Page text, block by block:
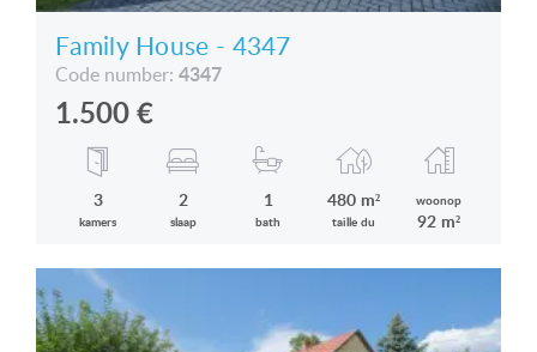
Family House - 4347
Code number: 4347
1.500€
3
kamers
2
slaap
1
bath
480 m²
taille du
woonop
92 m²